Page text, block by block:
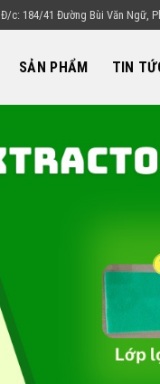
Đ/c: 184/41 Đường Bùi Văn Ngữ,
SẢN PHẨM TIN